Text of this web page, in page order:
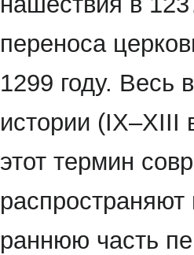
переноса
1299 году. Весь
истории
этот термин
раннюю часть